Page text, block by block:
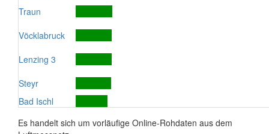
Traun
Vöcklabruck
Lenzing 3
Steyr
Bad Ischl
Es handelt sich um vorläufige Online-Rohdaten aus dem